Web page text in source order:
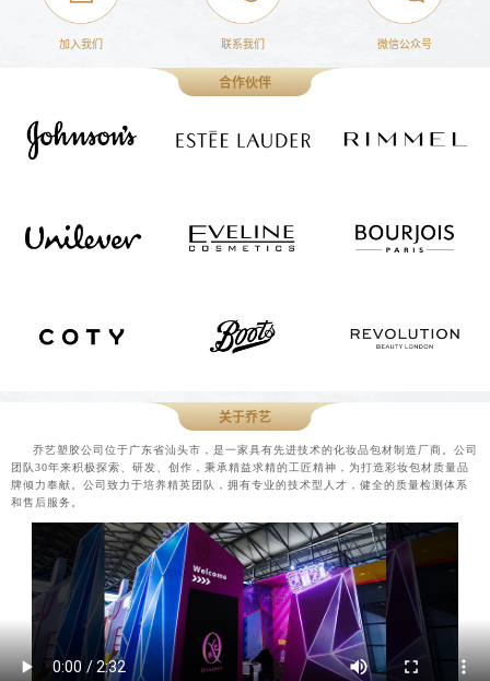
加入我们 联系我们 微信公众号
合作伙伴
关于乔艺
乔艺塑胶公司位于广东省汕头市，是一家具有先进技术的化妆品包材制造厂商。公司
团队30年来积极探索、研发、创作，秉承精益求精的工匠精神，为打造彩妆包材质量品
牌倾力奉献。公司致力于培养精英团队，拥有专业的技术型人才，健全的质量检测体系
和售后服务。